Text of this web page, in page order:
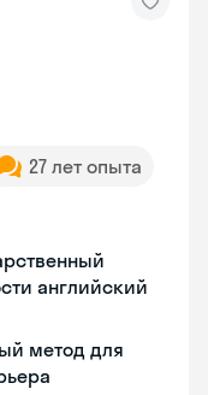
27 лет опыта
английский
метод для